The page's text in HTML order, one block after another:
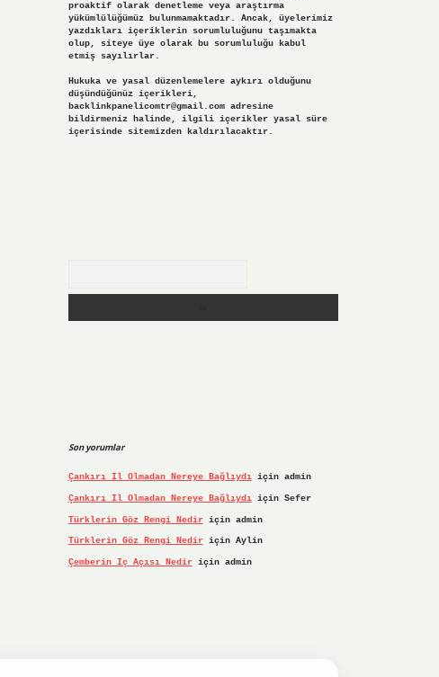
proaktif olarak denetleme veya araştırma
yükümlülüğümüz bulunmamaktadır. Ancak, üyelerimiz
yazdıkları içeriklerin sorumluluğunu taşımakta
olup, siteye üye olarak bu sorumluluğu kabul
etmiş sayılırlar.
Hukuka ve yasal düzenlemelere aykırı olduğunu
düşündüğünüz içerikleri,
backlinkpanelicomtr@gmail.comadresine
bildirmeniz halinde, ilgili içerikler yasal süre
içerisinde sitemizden kaldırılacaktır.
Son yorumlar
Çankırı Il Olmadan Nereye Bağlıydıiçin admin
Çankırı Il Olmadan Nereye Bağlıydıiçin Sefer
Türklerin Göz Rengi Nediriçin admin
Türklerin Göz Rengi Nediriçin Aylin
Çemberin Iç Açısı Nediriçin admin